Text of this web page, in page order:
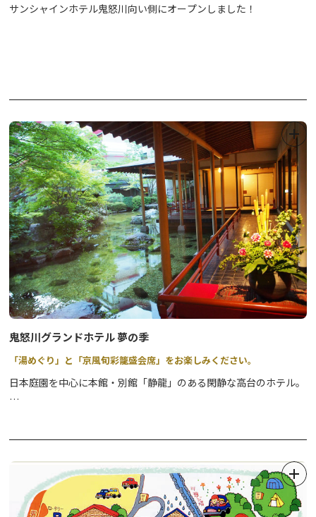
サンシャインホテル鬼怒川向い側にオープンしました！
鬼怒川グランドホテル 夢の季
「湯めぐり」と「京風旬彩籠盛会席」をお楽しみください。
日本庭園を中心に本館・別館「静龍」のある閑静な高台のホテル。
SPAとバーラウンジ棟もありますので、「BLOOMING SPA KAIKA」
&「Le Bouquet」お楽しみください。